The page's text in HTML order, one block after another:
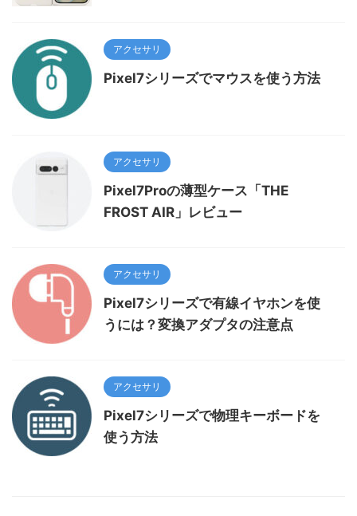
アクセサリ
Pixel7シリーズでマウスを使う方法
アクセサリ
Pixel7Proの薄型ケース「THE
FROST AIR」レビュー
アクセサリ
Pixel7シリーズで有線イヤホンを使
うには？変換アダプタの注意点
アクセサリ
Pixel7シリーズで物理キーボードを
使う方法